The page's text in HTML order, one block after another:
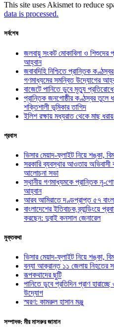
This site uses Akismet to reduce
data is processed.
সর্বশেষ
জলবায়ু সংকট মোকাবিলা ও শিশুদের
আহ্বান
জবাবদিহি নিশ্চিতে প্রান্তিক
গণমাধ্যমের সমন্বিত উদ্যোগের
বাজেটে পানিতে ডুবে মৃত্যু
প্রান্তিক জনগোষ্ঠীর কণ্ঠস্বর তুলে
শক্তিশালী ভূমিকার তাগিদ
ইলিশ রক্ষায় মধ্যরাত থেকে মাছ ধরায়
প্রবাস
ভিসার মেয়াদ-ফ্লাইট নিয়ে শঙ্কা,
সরকারি ব্যবস্থার আওতায় অভিবাসী
আলোচনা সভা
স্থানীয় গণমাধ্যমকে প্রান্তিক নৃ-
আহ্বান
আরব আমিরাতে দণ্ডপ্রাপ্ত ৫৭
বাংলাদেশের ইতিবাচক ব্র্যান্ডিংয়ে
করছেন: দুবাই কনসাল জেনারেল
মুক্তকথা
ভিসার মেয়াদ-ফ্লাইট নিয়ে শঙ্কা,
বন্যা আক্রান্ত ১১ জেলায় নিহতের
রূপকথাদের ছুটি
পানিতে ডুবে প্রতিদিন প্রাণ
উদ্যোগ
স্মরণ: কামরুল হাসান মঞ্জু
সম্পাদক: মীর মাসরুর জামান